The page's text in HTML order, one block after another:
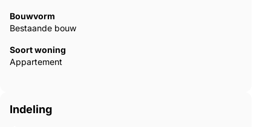
Bouwvorm
Bestaande bouw
Soort woning
Appartement
Indeling